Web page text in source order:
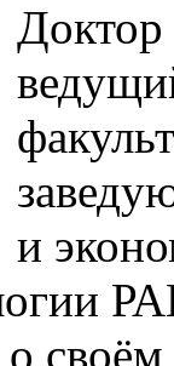
Доктор
и
о